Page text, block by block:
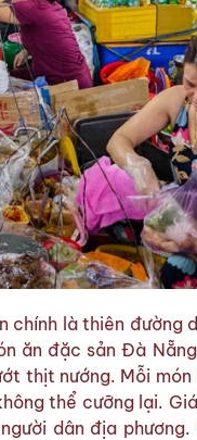
là thiên đường
ăn đặc sản Đà
thịt nướng. Mỗi
thể cưỡng lại.
dân địa